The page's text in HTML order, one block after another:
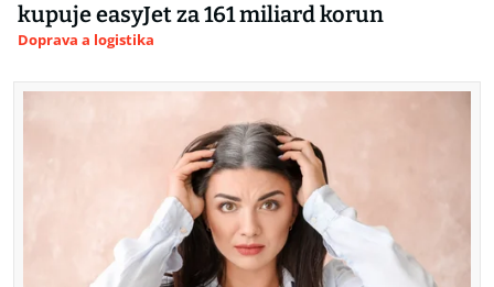
kupuje easyJet za 161 miliard korun
Doprava a logistika